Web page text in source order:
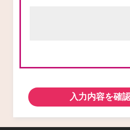
入力内容を確